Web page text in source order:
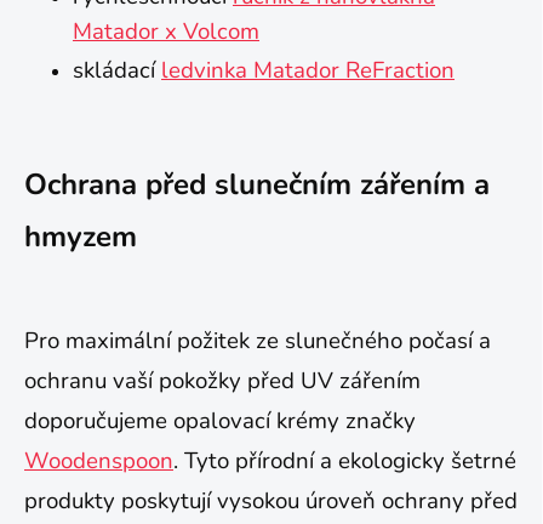
Matador x Volcom
skládacíledvinka Matador ReFraction
Ochrana před slunečním zářením a
hmyzem
Pro maximální požitek ze slunečného počasí a
ochranu vaší pokožky před UV zářením
doporučujeme opalovací krémy značky
Woodenspoon. Tyto přírodní a ekologicky šetrné
produkty poskytují vysokou úroveň ochrany před